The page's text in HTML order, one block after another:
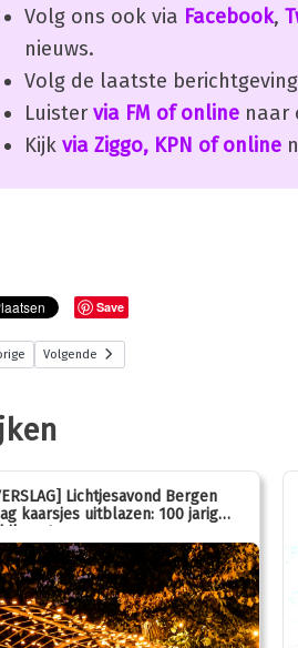
Volg ons ook via Facebook,
nieuws.
Volg de laatste
Luister via FM of online naar
Kijk via Ziggo, KPN of online
Save
Volgende
Lichtjesavond Bergen
kaarsjes uitblazen: 100 jarig